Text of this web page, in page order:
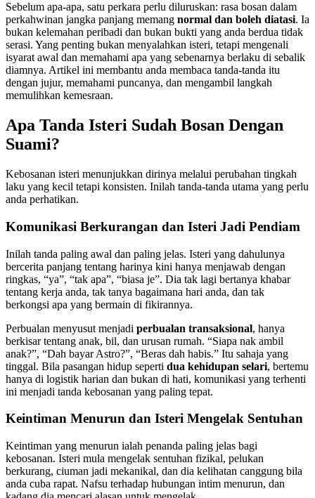
Sebelum apa-apa, satu perkara perlu diluruskan: rasa bosan dalam
perkahwinan jangka panjang memang normal dan boleh diatasi. Ia
bukan kelemahan peribadi dan bukan bukti yang anda berdua tidak
serasi. Yang penting bukan menyalahkan isteri, tetapi mengenali
isyarat awal dan memahami apa yang sebenarnya berlaku di sebalik
diamnya. Artikel ini membantu anda membaca tanda-tanda itu
dengan jujur, memahami puncanya, dan mengambil langkah
memulihkan kemesraan.
Apa Tanda Isteri Sudah Bosan Dengan
Suami?
Kebosanan isteri menunjukkan dirinya melalui perubahan tingkah
laku yang kecil tetapi konsisten. Inilah tanda-tanda utama yang perlu
anda perhatikan.
Komunikasi Berkurangan dan Isteri Jadi Pendiam
Inilah tanda paling awal dan paling jelas. Isteri yang dahulunya
bercerita panjang tentang harinya kini hanya menjawab dengan
ringkas, “ya”, “tak apa”, “biasa je”. Dia tak lagi bertanya khabar
tentang kerja anda, tak tanya bagaimana hari anda, dan tak
berkongsi apa yang bermain di fikirannya.
Perbualan menyusut menjadi perbualan transaksional, hanya
berkisar tentang anak, bil, dan urusan rumah. “Siapa nak ambil
anak?”, “Dah bayar Astro?”, “Beras dah habis.” Itu sahaja yang
tinggal. Bila pasangan hidup seperti dua kehidupan selari, bertemu
hanya di logistik harian dan bukan di hati, komunikasi yang terhenti
ini menjadi tanda kebosanan yang paling tepat.
Keintiman Menurun dan Isteri Mengelak Sentuhan
Keintiman yang menurun ialah penanda paling jelas bagi
kebosanan. Isteri mula mengelak sentuhan fizikal, pelukan
berkurang, ciuman jadi mekanikal, dan dia kelihatan canggung bila
anda cuba rapat. Nafsu terhadap hubungan intim menurun, dan